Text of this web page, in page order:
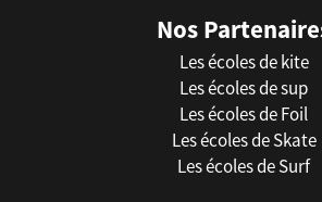
Nos
Les écoles de kite
Les écoles de sup
Les écoles de Foil
Les écoles de Skate
Les écoles de Surf